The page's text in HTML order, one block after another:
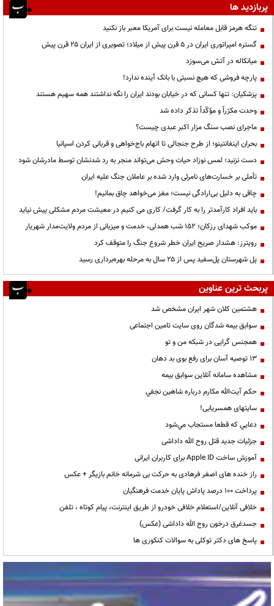
پربازدید ها
تنگه هرمز قابل معامله نیست برای آمریکا معبر باز نکنید
گستره امپراتوری ایران در ۵ قرن پیش از میلاد؛ تصویری از ایران ۲۵ قرن پیش
میانکاله در آتش می‌سوزد
پارچه فروشی که هیچ نسبتی با بانک آینده ندارد!
پزشکیان: تنها کسانی که در خیابان بودند ایران را نگه نداشتند همه سهیم هستند
وحدت مکرّراً و مؤکّداً تذکر داده شد
ماجرای نصب سنگ مزار اکبر عبدی چیست؟
بحران اینفانتینو؛ از طرح جنجالی تا اتهام باج‌خواهی و قربانی کردن اسپانیا
دست نزنید؛ لمس نوزاد حیات وحش می‌تواند منجر به رد شدنشان توسط مادرشان شود
تأملی بر خسارت‌های نامرئی وارد شده بر عاملان جنگ علیه ایران
چاقی به دلیل بی‌ارادگی نیست؛ مغز می‌خواهد چاق بمانیم!
باید افراد کارآمدتر را به کار گرفت/ کاری می کنیم در معیشت مردم مشکلی پیش نیاید
موکب شهدای رزکان؛ ۱۵۲ شب همدلی، خدمت و میزبانی از مردم ولایت‌مدار شهریار
رویترز: هشدار صریح ایران خطر شروع جنگ را متوقف کرد
پل شهرستان پل‌سفید پس از ۲۵ سال به مرحله بهره‌برداری رسید
پربحث ترین عناوین
هشتمین کلان شهر ایران مشخص شد
سوابق بیمه شدگان روی سایت تامین اجتماعی
همجنس گرایی در شبکه من و تو
13 توصیه آسان برای رفع بوی بد دهان
مشاهده سامانه آنلاين سوابق بیمه
حكم آيت‌الله مكارم درباره شاهين نجفي
سایتهای همسریابی!
دعايي كه قطعا مستجاب مي‌شود
جزئیات جدید قتل روح الله داداشی
آموزش ساخت Apple ID برای کاربران ایرانی
راز خنده های اصغر فرهادی به حرکت بی شرمانه خانم بازیگر + عکس
پرداخت ۱۰۰ درصد پاداش پایان خدمت فرهنگیان
خلافی آنلاین/استعلام خلافی خودرو از طریق اینترنت، پیام کوتاه ، تلفن
جسدغرق درخون روح الله داداشی (عکس)
پاسخ های دکتر توکلی به سوالات کنکوری ها